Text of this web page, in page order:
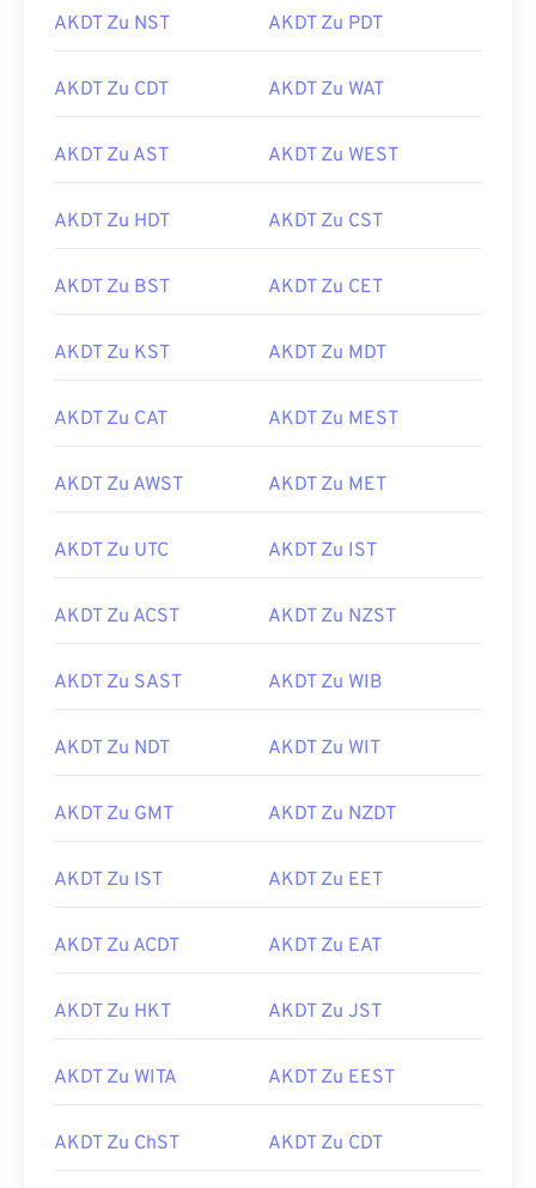
AKDT Zu NST AKDT Zu PDT
AKDT Zu CDT AKDT Zu WAT
AKDT Zu AST AKDT Zu WEST
AKDT Zu HDT AKDT Zu CST
AKDT Zu BST AKDT Zu CET
AKDT Zu KST AKDT Zu MDT
AKDT Zu CAT AKDT Zu MEST
AKDT Zu AWST AKDT Zu MET
AKDT Zu UTC AKDT Zu IST
AKDT Zu ACST AKDT Zu NZST
AKDT Zu SAST AKDT Zu WIB
AKDT Zu NDT AKDT Zu WIT
AKDT Zu GMT AKDT Zu NZDT
AKDT Zu IST AKDT Zu EET
AKDT Zu ACDT AKDT Zu EAT
AKDT Zu HKT AKDT Zu JST
AKDT Zu WITA AKDT Zu EEST
AKDT Zu ChST AKDT Zu CDT